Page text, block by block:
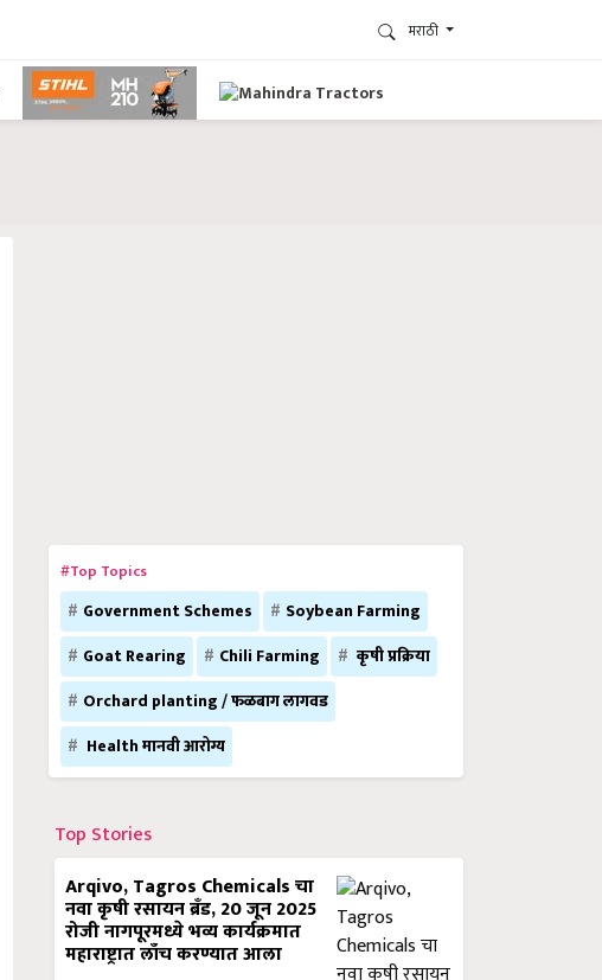
मराठी
#Top Topics
Government Schemes
Soybean Farming
Goat Rearing
Chili Farming
कृषी प्रक्रिया
Orchard planting / फळबाग लागवड
Health मानवी आरोग्य
Top Stories
Arqivo, Tagros Chemicals चा
नवा कृषी रसायन ब्रँड, 20 जून 2025
रोजी नागपूरमध्ये भव्य कार्यक्रमात
महाराष्ट्रात लाँच करण्यात आला